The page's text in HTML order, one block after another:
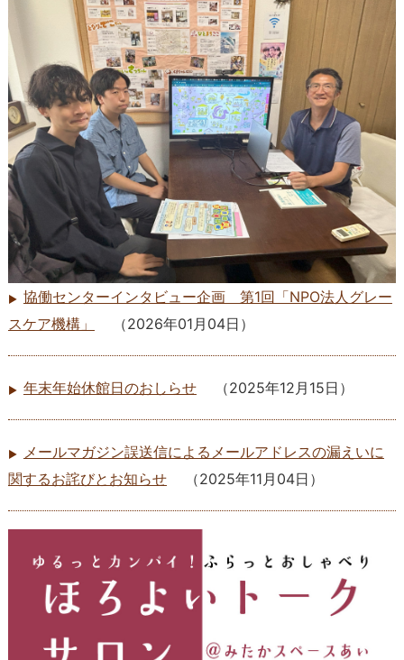
協働センターインタビュー企画 第1回「NPO法人グレー
スケア機構」
（2026年01月04日 ）
年末年始休館日のおしらせ （2025年12月15日 ）
メールマガジン誤送信によるメールアドレスの漏えいに
関するお詫びとお知らせ
（2025年11月04日 ）